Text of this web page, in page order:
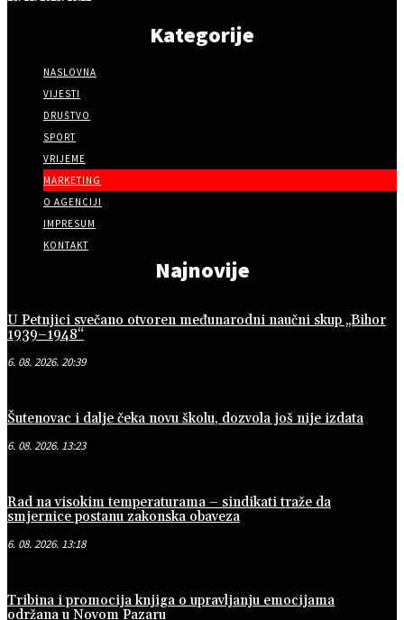
Kategorije
NASLOVNA
VIJESTI
DRUŠTVO
SPORT
VRIJEME
MARKETING
O AGENCIJI
IMPRESUM
KONTAKT
Najnovije
U Petnjici svečano otvoren međunarodni naučni skup „Bihor
1939–1948“
6. 08. 2026. 20:39
Šutenovac i dalje čeka novu školu, dozvola još nije izdata
6. 08. 2026. 13:23
Rad na visokim temperaturama – sindikati traže da
smjernice postanu zakonska obaveza
6. 08. 2026. 13:18
Tribina i promocija knjiga o upravljanju emocijama
održana u Novom Pazaru